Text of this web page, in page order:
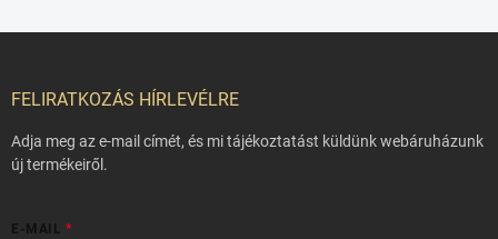
FELIRATKOZÁS HÍRLEVÉLRE
Adja meg az e-mail címét, és mi tájékoztatást küldünk webáruházunk
új termékeiről.
E-MAIL